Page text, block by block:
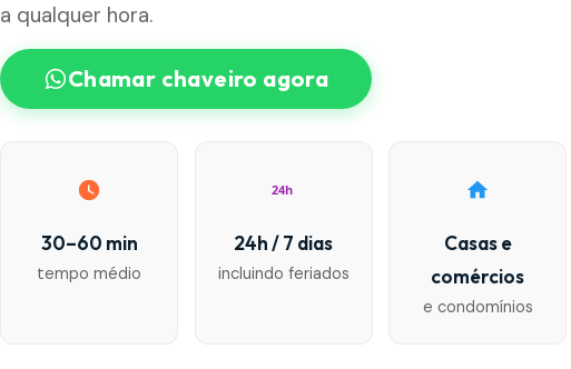
a qualquer hora.
Chamar chaveiro agora
30–60 min
tempo médio
24h
24h / 7 dias
incluindo feriados
Casas e
comércios
e condomínios